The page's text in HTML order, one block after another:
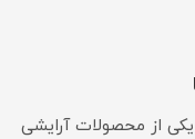
یکی از محصولات آرایشی